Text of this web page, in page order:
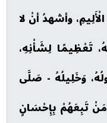
وأشهدُ أنْ لا
تَعْظِيمًا لِشَأْنِهِ،
وَخَلِيلُهُ - صَلَّى
تَبِعَهُمْ بِإِحْسَانٍ